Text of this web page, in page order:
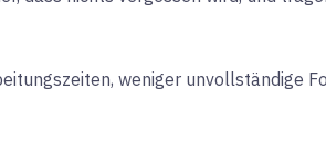
weniger unvollständige